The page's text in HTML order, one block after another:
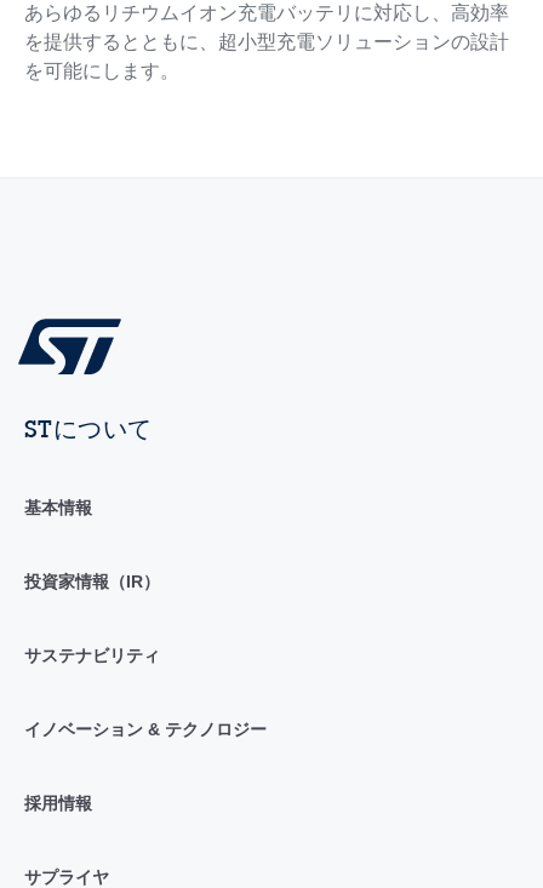
あらゆるリチウムイオン充電バッテリに対応し、高効率
を提供するとともに、超小型充電ソリューションの設計
を可能にします。
STについて
基本情報
投資家情報（IR）
サステナビリティ
イノベーション & テクノロジー
採用情報
サプライヤ